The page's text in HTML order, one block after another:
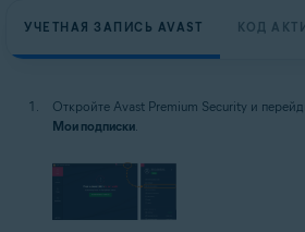
УЧЕТНАЯ ЗАПИСЬ AVAST КОД
Откройте Avast Premium Security и
Мои подписки.